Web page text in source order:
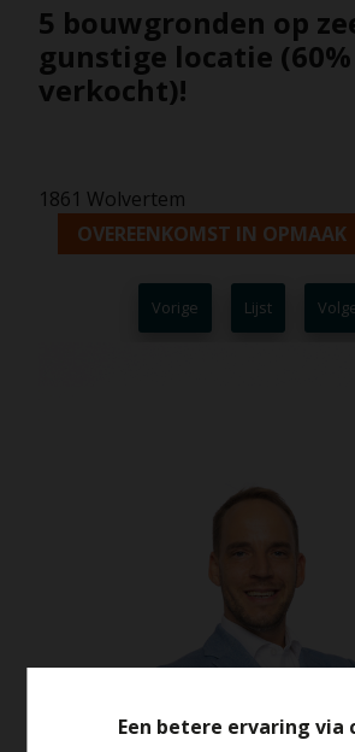
Een betere ervaring via
5 bouwgronden op
gunstige locatie
verkocht)!
1861 Wolvertem
OVEREENKOMST IN OPMAAK
Vorige Lijst